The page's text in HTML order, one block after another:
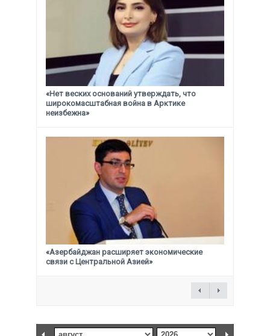
«Нет веских оснований утверждать, что
широкомасштабная война в Арктике
неизбежна»
«Азербайджан расширяет экономические
связи с Центральной Азией»